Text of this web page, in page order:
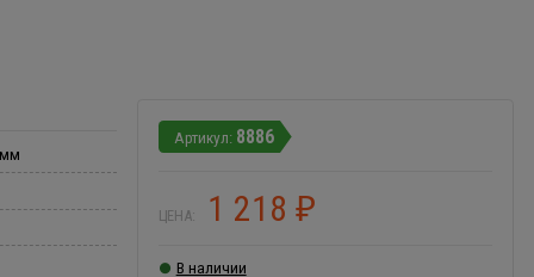
8886
ЦЕНА: 1 218₽
В наличии